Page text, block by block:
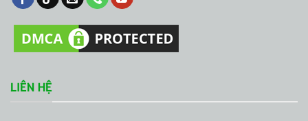
LIÊN HỆ